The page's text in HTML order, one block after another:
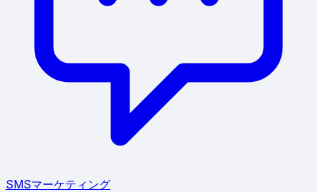
SMSマーケティング